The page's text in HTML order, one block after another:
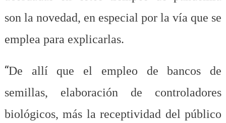
son la novedad, en especial por la vía que se
emplea para explicarlas.
“De allí que el empleo de bancos de
semillas, elaboración de controladores
biológicos, más la receptividad del público